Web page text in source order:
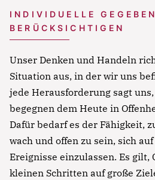
INDIVIDUELLE
BERÜCKSICHTIGEN
Unser Denken und Handeln
Situation aus, in der wir uns
jede Herausforderung sagt
begegnen dem Heute in
Dafür bedarf es der Fähigkeit,
wach und offen zu sein, sich
Ereignisse einzulassen. Es gilt,
kleinen Schritten auf große